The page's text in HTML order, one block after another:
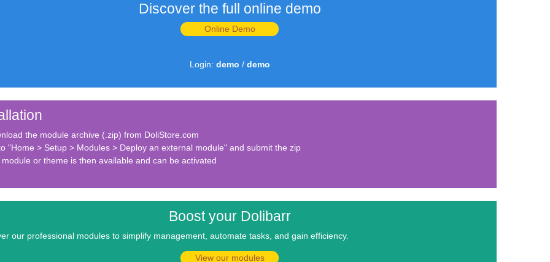
Discover the full online demo
Online Demo
Login: demo / demo
the module archive (.zip) from DoliStore.com
"Home > Setup > Modules > Deploy an external module" and submit the zip
or theme is then available and can be activated
Boost your Dolibarr
our professional modules to simplify management, automate tasks, and gain efficiency.
View our modules